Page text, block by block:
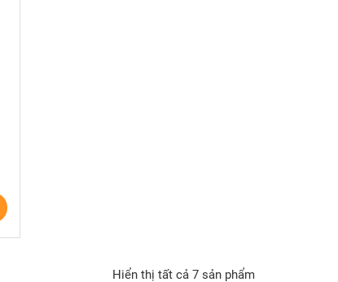
Hiển thị tất cả 7 sản phẩm